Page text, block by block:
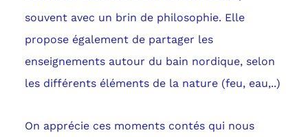
souvent avec un brin de philosophie. Elle
propose également de partager les
enseignements autour du bain nordique, selon
les différents éléments de la nature (feu, eau,..)
On apprécie ces moments contés qui nous